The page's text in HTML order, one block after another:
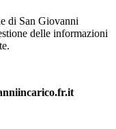
di San Giovanni
delle informazioni